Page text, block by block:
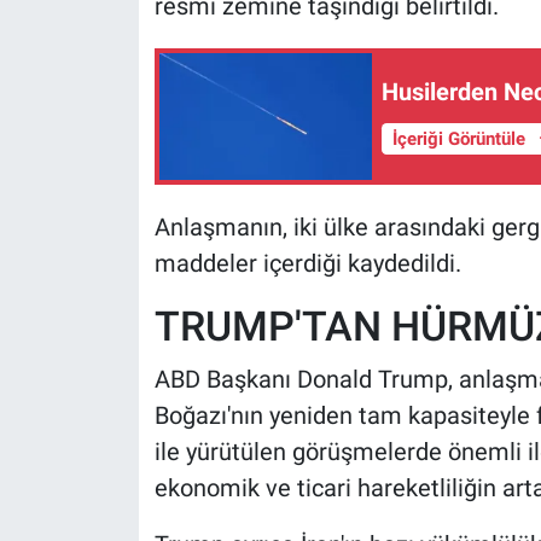
Husilerden
İçeriği Görüntüle
Anlaşmanın, iki ülke arasındaki
maddeler içerdiği kaydedildi.
TRUMP'TAN
ABD Başkanı Donald Trump,
Boğazı'nın yeniden tam
ile yürütülen görüşmelerde önemli
ekonomik ve ticari hareketliliğin